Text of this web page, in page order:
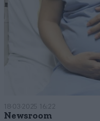
18·03·2025 16:22
Newsroom